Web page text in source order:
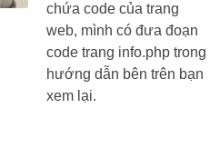
chứa code của trang
web, mình có đưa đoạn
code trang info.php trong
hướng dẫn bên trên bạn
xem lại.